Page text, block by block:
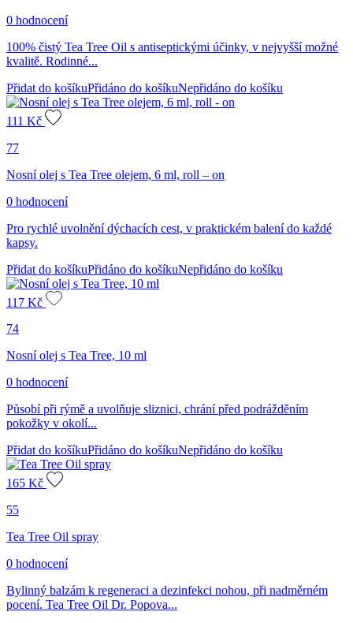
0 hodnocení
100% čistý Tea Tree Oil s antiseptickými účinky, v nejvyšší možné
kvalitě. Rodinné...
Přidat do košíkuPřidáno do košíkuNepřidáno do košíku
111 Kč
77
Nosní olej s Tea Tree olejem, 6 ml, roll – on
0 hodnocení
Pro rychlé uvolnění dýchacích cest, v praktickém balení do každé
kapsy.
Přidat do košíkuPřidáno do košíkuNepřidáno do košíku
117 Kč
74
Nosní olej s Tea Tree, 10 ml
0 hodnocení
Působí při rýmě a uvolňuje sliznici, chrání před podrážděním
pokožky v okolí...
Přidat do košíkuPřidáno do košíkuNepřidáno do košíku
165 Kč
55
Tea Tree Oil spray
0 hodnocení
Bylinný balzám k regeneraci a dezinfekci nohou, při nadměrném
pocení. Tea Tree Oil Dr. Popova...